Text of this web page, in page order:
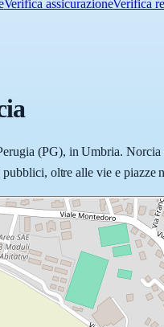
Verifica assicurazioneVerifica
(PG), in Umbria.
oltre alle vie e piazze